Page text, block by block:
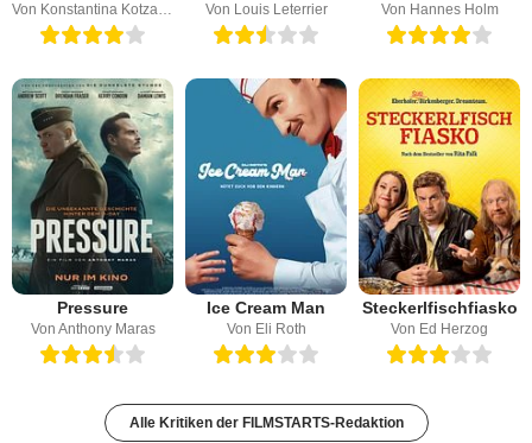
Von Konstantina Kotzamani Von Louis Leterrier Von Hannes Holm
Pressure
Von Anthony Maras
Ice Cream Man
Von Eli Roth
Steckerlfischfiasko
Von Ed Herzog
Alle Kritiken der FILMSTARTS-Redaktion